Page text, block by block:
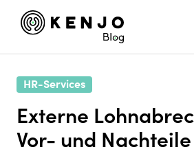
HR-Services
Externe
Vor- und Nachteile